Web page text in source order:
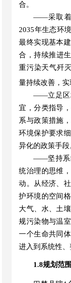
合。
——采取着
2035年生态环
最终实现基本
合，持续推进
重污染天气歼
量持续改善，实
——立足区
宜，分类指导
系与政策措施
环境保护要求
异化的政策手段
——坚持系
统治理的思维
动。从经济、
护环境的空间
大气、水、土
规污染物与温
一个生命共同体
进入到系统性、
1.8规划范围